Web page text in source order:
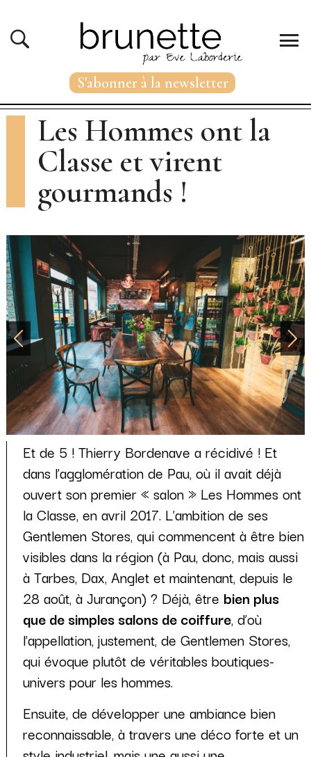
Les Hommes ont la
Classe et virent
gourmands !
Et de 5 ! Thierry Bordenave a récidivé ! Et
dans l’agglomération de Pau, où il avait déjà
ouvert son premier « salon » Les Hommes ont
la Classe, en avril 2017. L’ambition de ses
Gentlemen Stores, qui commencent à être bien
visibles dans la région (à Pau, donc, mais aussi
à Tarbes, Dax, Anglet et maintenant, depuis le
28 août, à Jurançon) ? Déjà, être bien plus
que de simples salons de coiffure, d’où
l’appellation, justement, de Gentlemen Stores,
qui évoque plutôt de véritables boutiques-
univers pour les hommes.
Ensuite, de développer une ambiance bien
reconnaissable, à travers une déco forte et un
S'abonner à la newsletter